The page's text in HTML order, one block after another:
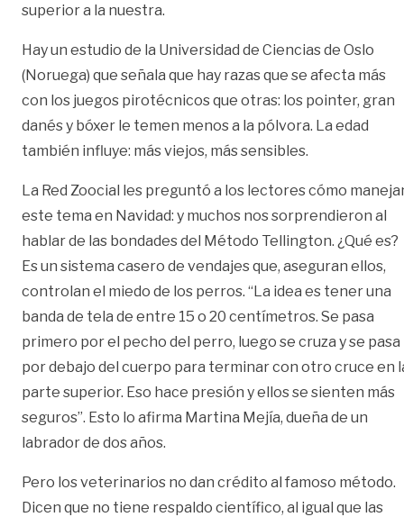
superior a la nuestra.
Hay un estudio de la Universidad de Ciencias de Oslo
(Noruega) que señala que hay razas que se afecta más
con los juegos pirotécnicos que otras: los pointer, gran
danés y bóxer le temen menos a la pólvora. La edad
también influye: más viejos, más sensibles.
La Red Zoocial les preguntó a los lectores cómo
este tema en Navidad: y muchos nos sorprendieron al
hablar de las bondades del Método Tellington. ¿Qué es?
Es un sistema casero de vendajes que, aseguran ellos,
controlan el miedo de los perros. “La idea es tener una
banda de tela de entre 15 o 20 centímetros. Se pasa
primero por el pecho del perro, luego se cruza y se pasa
por debajo del cuerpo para terminar con otro cruce en
parte superior. Eso hace presión y ellos se sienten más
seguros”. Esto lo afirma Martina Mejía, dueña de un
labrador de dos años.
Pero los veterinarios no dan crédito al famoso método.
Dicen que no tiene respaldo científico, al igual que las